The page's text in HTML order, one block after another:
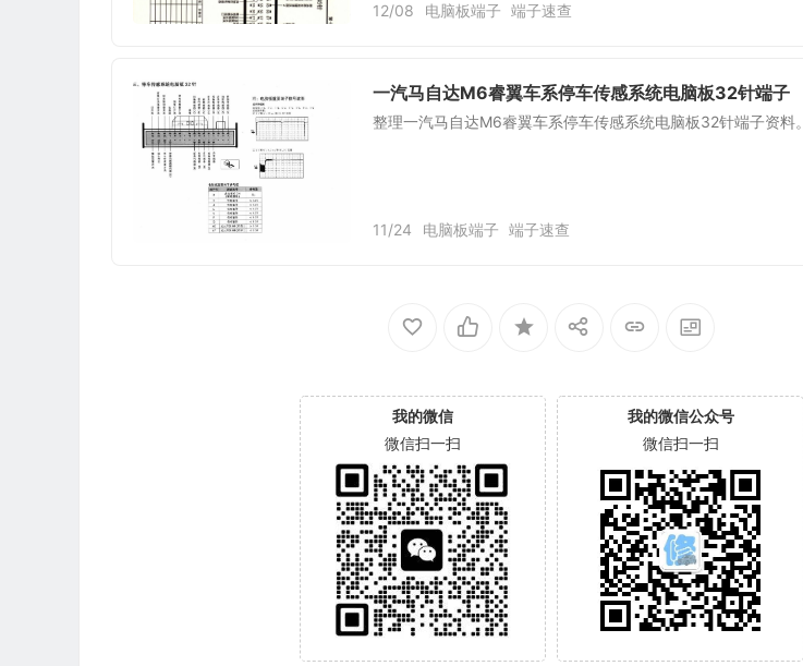
12/08 电脑板端子 端子速查
一汽马自达M6睿翼车系停车传感系统电脑板32针端子
整理一汽马自达M6睿翼车系停车传感系统电脑板32针端子资料。
11/24 电脑板端子 端子速查
我的微信
微信扫一扫
我的微信公众号
微信扫一扫